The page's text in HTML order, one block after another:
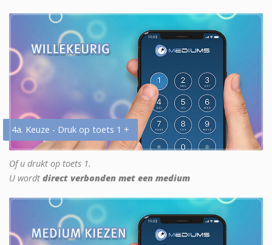
4a. Keuze - Druk op toets 1 +
Of u drukt op toets 1.
U wordt direct verbonden met een medium